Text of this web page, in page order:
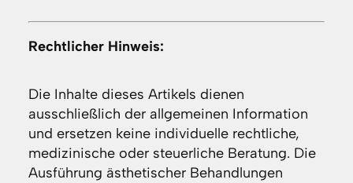
Rechtlicher Hinweis:
Die Inhalte dieses Artikels dienen
ausschließlich der allgemeinen Information
und ersetzen keine individuelle rechtliche,
medizinische oder steuerliche Beratung. Die
Ausführung ästhetischer Behandlungen